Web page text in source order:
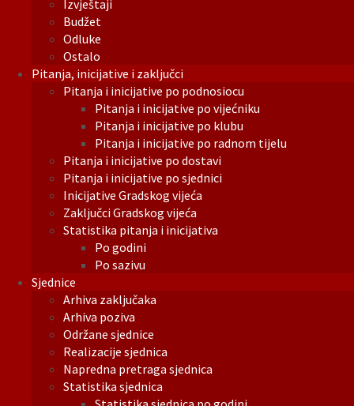
Izvještaji
Budžet
Odluke
Ostalo
Pitanja, inicijative i zaključci
Pitanja i inicijative po podnosiocu
Pitanja i inicijative po vijećniku
Pitanja i inicijative po klubu
Pitanja i inicijative po radnom tijelu
Pitanja i inicijative po dostavi
Pitanja i inicijative po sjednici
Inicijative Gradskog vijeća
Zaključci Gradskog vijeća
Statistika pitanja i inicijativa
Po godini
Po sazivu
Sjednice
Arhiva zaključaka
Arhiva poziva
Održane sjednice
Realizacije sjednica
Napredna pretraga sjednica
Statistika sjednica